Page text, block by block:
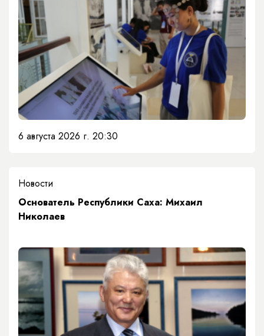
6 августа 2026 г. 20:30
Новости
Основатель Республики Саха: Михаил
Николаев